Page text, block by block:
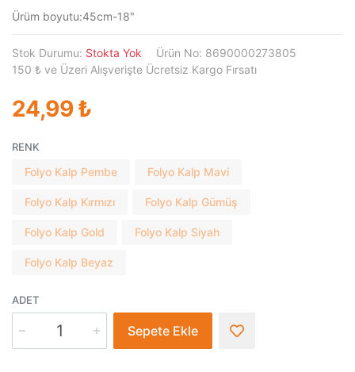
Ürüm boyutu:45cm-18"
Stok Durumu: Stokta Yok
Ürün No: 8690000273805
150 ₺ ve Üzeri Alışverişte Ücretsiz Kargo Fırsatı
24,99 ₺
RENK
Folyo Kalp Pembe Folyo Kalp Mavi
Folyo Kalp Kırmızı Folyo Kalp Gümüş
Folyo Kalp Gold Folyo Kalp Siyah
Folyo Kalp Beyaz
ADET
Sepete Ekle